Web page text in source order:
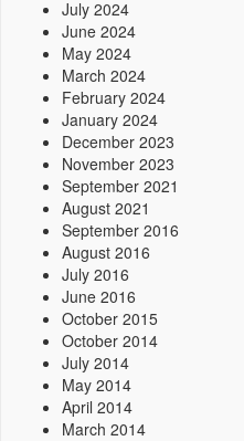
July 2024
June 2024
May 2024
March 2024
February 2024
January 2024
December 2023
November 2023
September 2021
August 2021
September 2016
August 2016
July 2016
June 2016
October 2015
October 2014
July 2014
May 2014
April 2014
March 2014